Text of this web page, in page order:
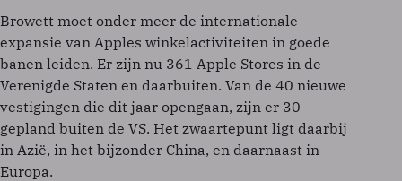
Browett moet onder meer de internationale
expansie van Apples winkelactiviteiten in goede
banen leiden. Er zijn nu 361 Apple Stores in de
Verenigde Staten en daarbuiten. Van de 40 nieuwe
vestigingen die dit jaar opengaan, zijn er 30
gepland buiten de VS. Het zwaartepunt ligt daarbij
in Azië, in het bijzonder China, en daarnaast in
Europa.